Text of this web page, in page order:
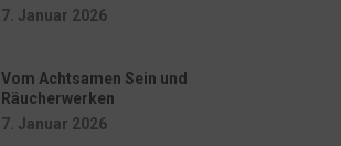
7. Januar 2026
Vom Achtsamen Sein und
Räucherwerken
7. Januar 2026